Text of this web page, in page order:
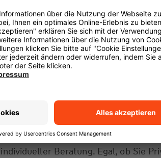
Ihr Partner vor Ort
Persönlich
Seite
Willkommen bei Chris Diederich. Als
Versicherungen und Finanzen in
in allen Lebenssituationen für Sie da:
individueller Beratung. Egal, ob Sie